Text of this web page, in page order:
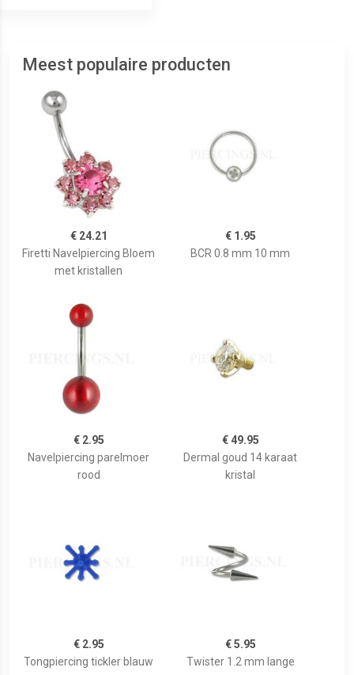
Meest populaire producten
€ 24.21
Firetti Navelpiercing Bloem
met kristallen
€ 1.95
BCR 0.8 mm 10 mm
€ 2.95
Navelpiercing parelmoer
rood
€ 49.95
Dermal goud 14 karaat
kristal
€ 2.95
Tongpiercing tickler blauw
€ 5.95
Twister 1.2 mm lange